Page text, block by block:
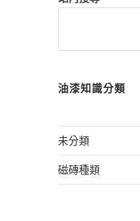
油漆知識分類
未分類
磁磚種類